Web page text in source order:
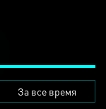
За все время